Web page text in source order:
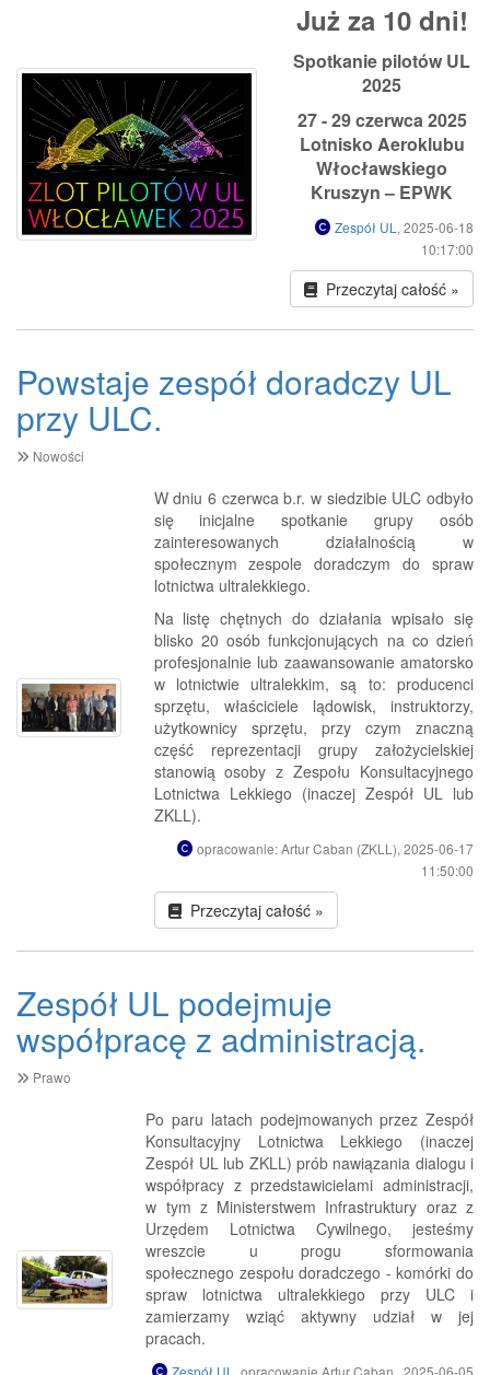
Już za 10 dni!
Spotkanie pilotów UL
2025
27 - 29 czerwca 2025
Lotnisko Aeroklubu
Włocławskiego
Kruszyn – EPWK
Zespół UL , 2025-06-18
10:17:00
Przeczytaj całość »
Powstaje zespół doradczy UL
przy ULC.
Nowości
W dniu 6 czerwca b.r. w siedzibie ULC odbyło
się inicjalne spotkanie grupy osób
zainteresowanych działalnością w
społecznym zespole doradczym do spraw
lotnictwa ultralekkiego.
Na listę chętnych do działania wpisało się
blisko 20 osób funkcjonujących na co dzień
profesjonalnie lub zaawansowanie amatorsko
w lotnictwie ultralekkim, są to: producenci
sprzętu, właściciele lądowisk, instruktorzy,
użytkownicy sprzętu, przy czym znaczną
część reprezentacji grupy założycielskiej
stanowią osoby z Zespołu Konsultacyjnego
Lotnictwa Lekkiego (inaczej Zespół UL lub
ZKLL).
opracowanie: Artur Caban (ZKLL), 2025-06-17
11:50:00
Przeczytaj całość »
Zespół UL podejmuje
współpracę z administracją.
Prawo
Po paru latach podejmowanych przez Zespół
Konsultacyjny Lotnictwa Lekkiego (inaczej
Zespół UL lub ZKLL) prób nawiązania dialogu i
współpracy z przedstawicielami administracji,
w tym z Ministerstwem Infrastruktury oraz z
Urzędem Lotnictwa Cywilnego, jesteśmy
wreszcie u progu sformowania
społecznego zespołu doradczego - komórki do
spraw lotnictwa ultralekkiego przy ULC i
zamierzamy wziąć aktywny udział w jej
pracach.
Zespół UL , opracowanie Artur Caban., 2025-06-05